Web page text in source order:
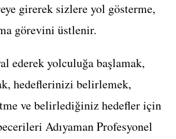
girerek sizlere yol gösterme,
görevini üstlenir.
ederek yolculuğa başlamak,
hedeflerinizi belirlemek,
ve belirlediğiniz hedefler için
Adıyaman Profesyonel